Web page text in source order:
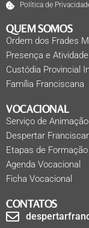
Política de
QUEM SOMOS
Ordem dos Frades
Presença e
Custódia Provincial
Família Franciscana
VOCACIONAL
Serviço de
Despertar
Etapas de Formação
Agenda Vocacional
Ficha Vocacional
CONTATOS